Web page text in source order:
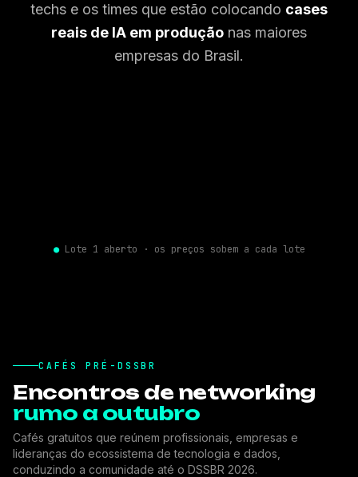
techs e os times que estão colocando cases
reais de IA em produção nas maiores
empresas do Brasil.
●Lote 1 aberto · os preços sobem a cada lote
CAFÉS PRÉ-DSSBR
Encontros de networking
rumo a outubro
Cafés gratuitos que reúnem profissionais, empresas e
lideranças do ecossistema de tecnologia e dados,
conduzindo a comunidade até o DSSBR 2026.